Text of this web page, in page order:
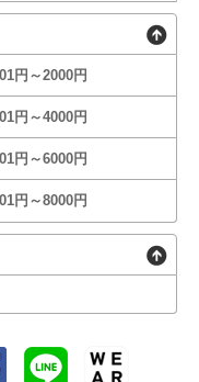
円～2000円
円～4000円
円～6000円
円～8000円